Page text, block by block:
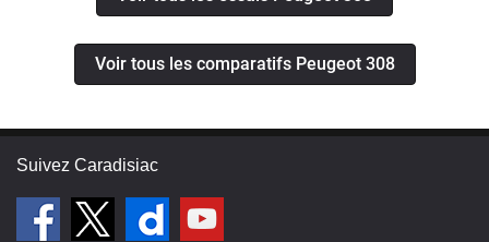
Voir tous les comparatifs Peugeot 308
Suivez Caradisiac